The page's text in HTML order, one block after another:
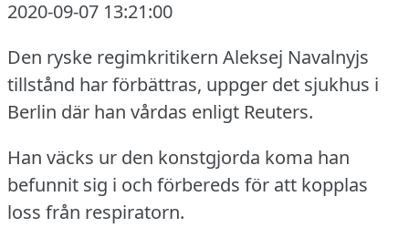
2020-09-07 13:21:00
Den ryske regimkritikern Aleksej Navalnyjs
tillstånd har förbättras, uppger det sjukhus i
Berlin där han vårdas enligt Reuters.
Han väcks ur den konstgjorda koma han
befunnit sig i och förbereds för att kopplas
loss från respiratorn.